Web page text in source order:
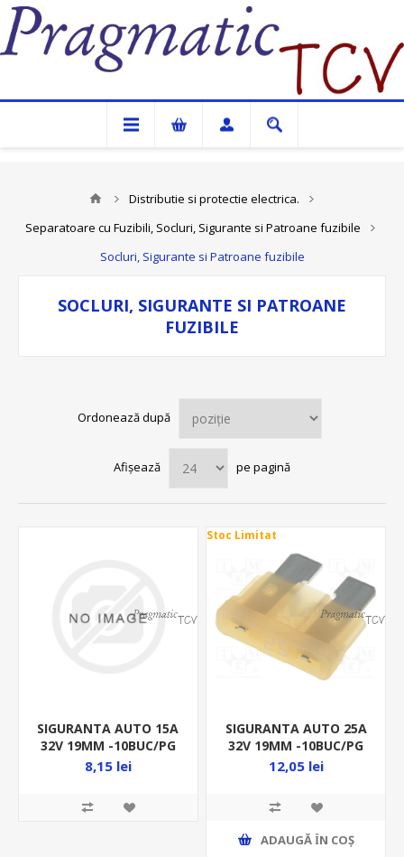
Pragmatic TCV
Distributie si protectie electrica.
Separatoare cu Fuzibili, Socluri, Sigurante si Patroane fuzibile
Socluri, Sigurante si Patroane fuzibile
SOCLURI, SIGURANTE SI PATROANE
FUZIBILE
Ordonează după
Afișează pe pagină
SIGURANTA AUTO 15A
32V 19MM -10BUC/PG
ALBASTRU
8,15 lei
Stoc Limitat
SIGURANTA AUTO 25A
32V 19MM -10BUC/PG
CREM
12,05 lei
ADAUGĂ ȊN COŞ